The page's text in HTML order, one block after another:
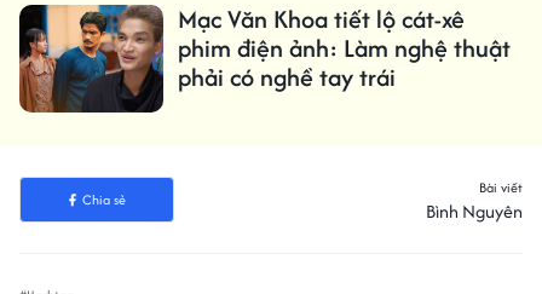
Mạc Văn Khoa tiết lộ cát-xê
phim điện ảnh: Làm nghệ thuật
phải có nghề tay trái
Chia sẻ
Bài viết
Bình Nguyên